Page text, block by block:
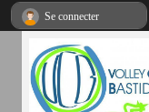
Se connecter
Panneau de gestion des